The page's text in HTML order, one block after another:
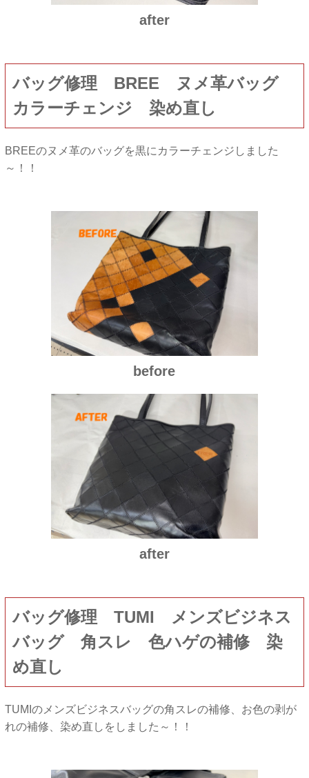
after
バッグ修理 BREE ヌメ革バッグ
カラーチェンジ 染め直し
BREEのヌメ革のバッグを黒にカラーチェンジしました
～！！
before
after
バッグ修理 TUMI メンズビジネス
バッグ 角スレ 色ハゲの補修 染
め直し
TUMIのメンズビジネスバッグの角スレの補修、お色の剥が
れの補修、染め直しをしました～！！